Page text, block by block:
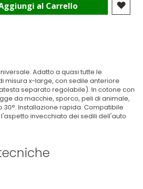
al Carrello
Adatto a quasi tutte le
misura x-large, con sedile anteriore
separato regolabile). In cotone con
da macchie, sporco, peli di animale,
30°. Installazione rapida. Compatibile
invecchiato dei sedili dell'auto